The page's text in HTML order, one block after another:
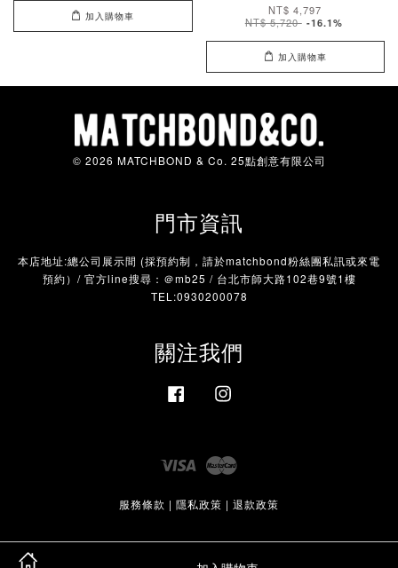
加入購物車
NT$ 4,797
NT$ 5,720 -16.1%
加入購物車
© 2026 MATCHBOND & Co. 25點創意有限公司
門市資訊
本店地址:總公司展示間 (採預約制，請於matchbond粉絲團私訊或來電
預約）/ 官方line搜尋：＠mb25 / 台北市師大路102巷9號1樓
TEL:0930200078
關注我們
Facebook
Visa
服務條款 | 隱私政策 | 退款政策